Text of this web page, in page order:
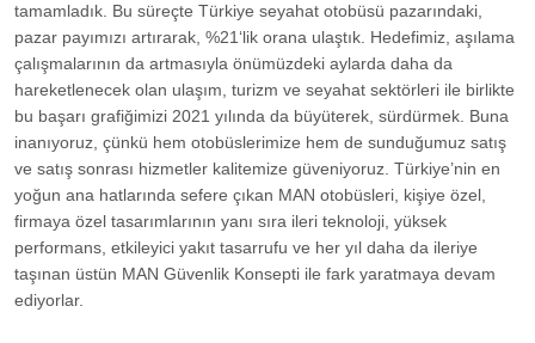
tamamladık. Bu süreçte Türkiye seyahat otobüsü pazarındaki,
pazar payımızı artırarak, %21‘lik orana ulaştık. Hedefimiz, aşılama
çalışmalarının da artmasıyla önümüzdeki aylarda daha da
hareketlenecek olan ulaşım, turizm ve seyahat sektörleri ile birlikte
bu başarı grafiğimizi 2021 yılında da büyüterek, sürdürmek. Buna
inanıyoruz, çünkü hem otobüslerimize hem de sunduğumuz satış
ve satış sonrası hizmetler kalitemize güveniyoruz. Türkiye’nin en
yoğun ana hatlarında sefere çıkan MAN otobüsleri, kişiye özel,
firmaya özel tasarımlarının yanı sıra ileri teknoloji, yüksek
performans, etkileyici yakıt tasarrufu ve her yıl daha da ileriye
taşınan üstün MAN Güvenlik Konsepti ile fark yaratmaya devam
ediyorlar.